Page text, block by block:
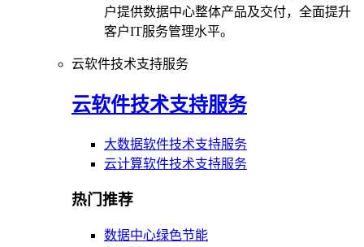
户提供数据中心整体产品及交付，全面提升
客户IT服务管理水平。
云软件技术支持服务
云软件技术支持服务
大数据软件技术支持服务
云计算软件技术支持服务
热门推荐
数据中心绿色节能